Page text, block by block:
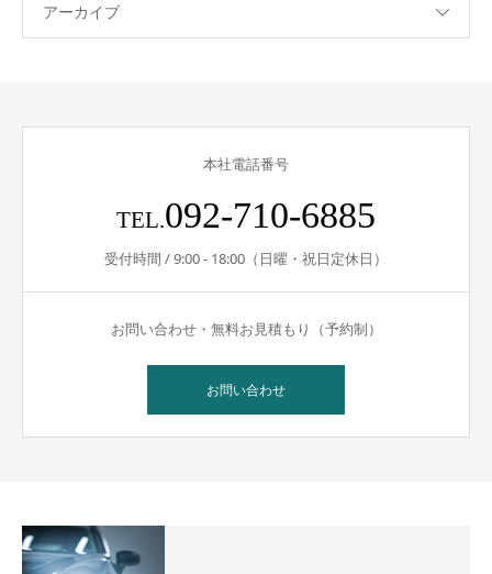
アーカイブ
本社電話番号
TEL.092-710-6885
受付時間 / 9:00 - 18:00（日曜・祝日定休日）
お問い合わせ・無料お見積もり（予約制）
お問い合わせ